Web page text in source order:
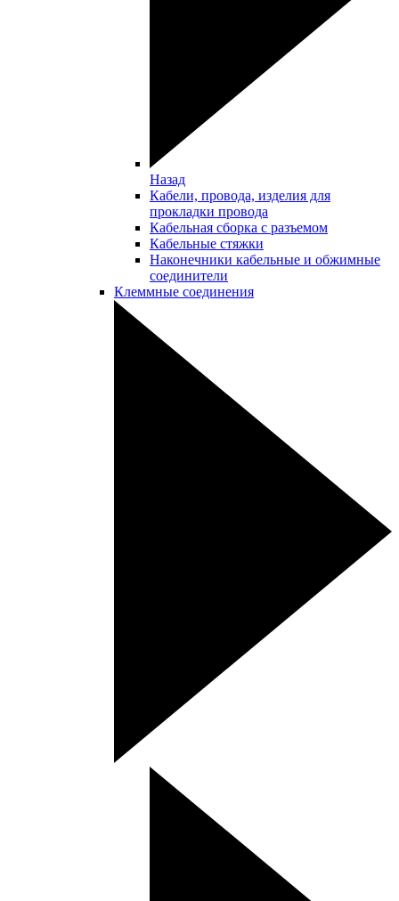
Назад
Кабели, провода, изделия для
прокладки провода
Кабельная сборка с разъемом
Кабельные стяжки
Наконечники кабельные и обжимные
соединители
Клеммные соединения